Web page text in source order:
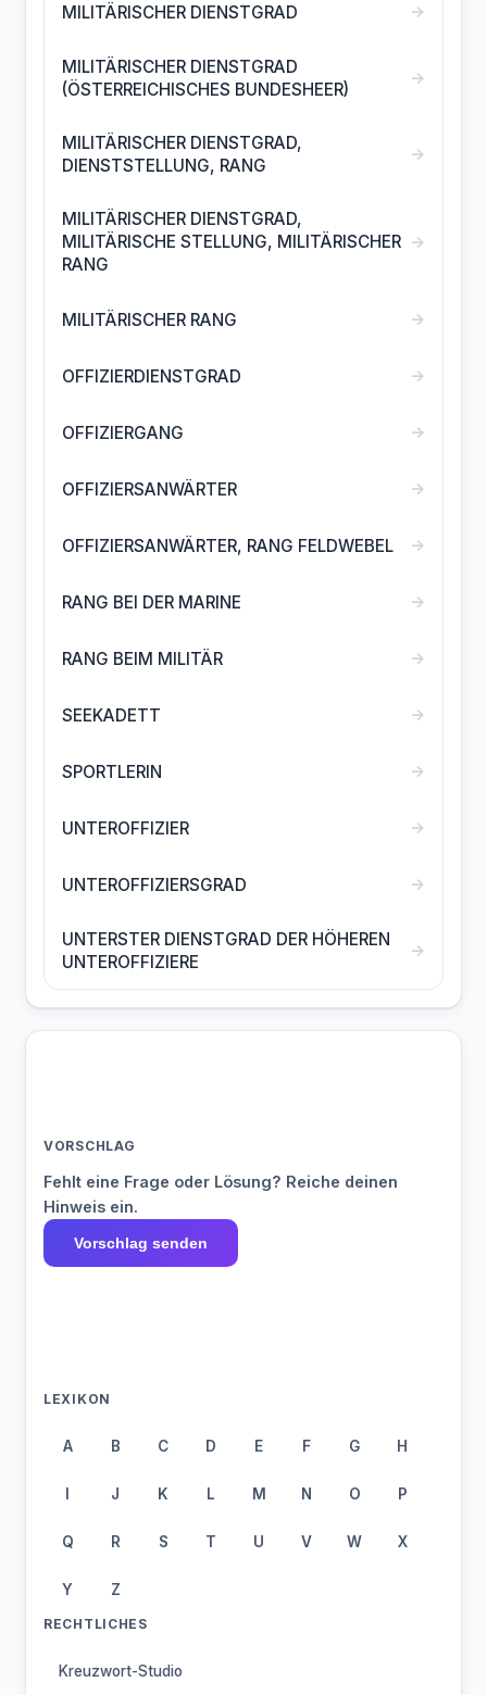
MILITÄRISCHER DIENSTGRAD →
MILITÄRISCHER DIENSTGRAD
(ÖSTERREICHISCHES BUNDESHEER)
→
MILITÄRISCHER DIENSTGRAD,
DIENSTSTELLUNG, RANG
→
MILITÄRISCHER DIENSTGRAD,
MILITÄRISCHE STELLUNG, MILITÄRISCHER
RANG
→
MILITÄRISCHER RANG →
OFFIZIERDIENSTGRAD →
OFFIZIERGANG →
OFFIZIERSANWÄRTER →
OFFIZIERSANWÄRTER, RANG FELDWEBEL →
RANG BEI DER MARINE →
RANG BEIM MILITÄR →
SEEKADETT →
SPORTLERIN →
UNTEROFFIZIER →
UNTEROFFIZIERSGRAD →
UNTERSTER DIENSTGRAD DER HÖHEREN
UNTEROFFIZIERE
→
VORSCHLAG
Fehlt eine Frage oder Lösung? Reiche deinen
Hinweis ein.
Vorschlag senden
LEXIKON
A B C D E F G H
I J K L M N O P
Q R S T U V W X
Y Z
RECHTLICHES
Kreuzwort-Studio